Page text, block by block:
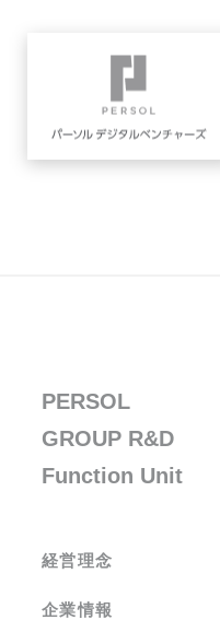
PERSOL
GROUP R&D
Function Unit
経営理念
企業情報